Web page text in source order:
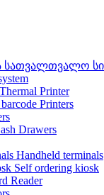
Thermal Printer
barcode Printers
Drawers
Handheld terminals
Self ordering kiosk
Reader